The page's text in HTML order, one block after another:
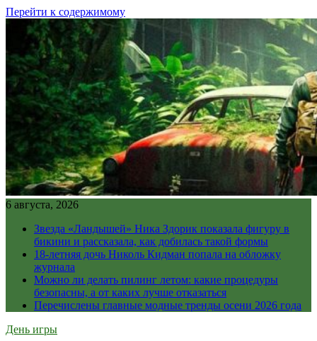
Перейти к содержимому
6 августа, 2026
Звезда «Ландышей» Ника Здорик показала фигуру в
бикини и рассказала, как добилась такой формы
18-летняя дочь Николь Кидман попала на обложку
журнала
Можно ли делать пилинг летом: какие процедуры
безопасны, а от каких лучше отказаться
Перечислены главные модные тренды осени 2026 года
День игры